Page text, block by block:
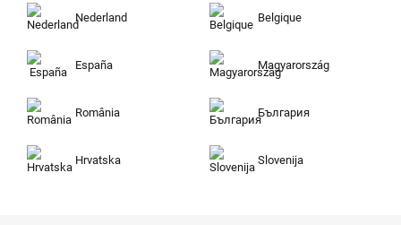
Nederland Belgique
España Magyarország
România България
Hrvatska Slovenija